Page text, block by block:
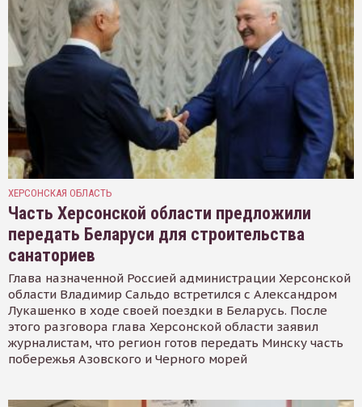
ХЕРСОНСКАЯ ОБЛАСТЬ
Часть Херсонской области предложили
передать Беларуси для строительства
санаториев
Глава назначенной Россией администрации Херсонской
области Владимир Сальдо встретился с Александром
Лукашенко в ходе своей поездки в Беларусь. После
этого разговора глава Херсонской области заявил
журналистам, что регион готов передать Минску часть
побережья Азовского и Черного морей